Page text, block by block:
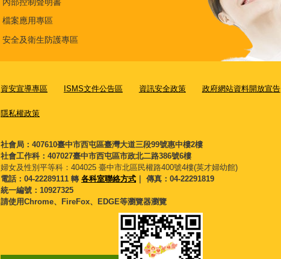
檔案應用專區
安全及衛生防護專區
資安宣導專區 ISMS文件公告區 資訊安全政策 政府網站資料開放宣告
隱私權政策
社會局：407610臺中市西屯區臺灣大道三段99號惠中樓2樓
社會工作科：407027臺中市西屯區市政北二路386號6樓
婦女及性別平等科： 404025 臺中市北區民權路400號4樓(英才婦幼館)
電話：04-22289111 轉 各科室聯絡方式 ｜ 傳真：04-22291819
統一編號：10927325
請使用Chrome、FireFox、EDGE等瀏覽器瀏覽